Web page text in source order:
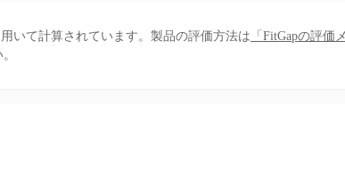
いて計算されています。製品の評価方法は 「FitGapの評価